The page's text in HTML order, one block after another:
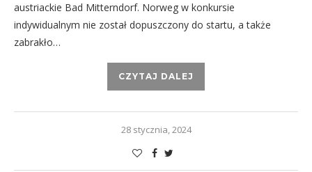
austriackie Bad Mitterndorf. Norweg w konkursie
indywidualnym nie został dopuszczony do startu, a także
zabrakło…
CZYTAJ DALEJ
28 stycznia, 2024